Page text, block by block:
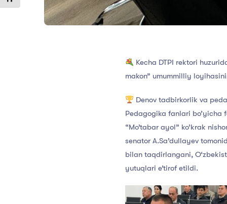
Kecha DTPI rektori
makon” umummilliy
Denov tadbirkorlik va
Pedagogika fanlari bo’yicha
“Mo’tabar ayol” ko’krak
senator A.Sa’dullayev
bilan taqdirlangani,
yutuqlari e’tirof etildi.